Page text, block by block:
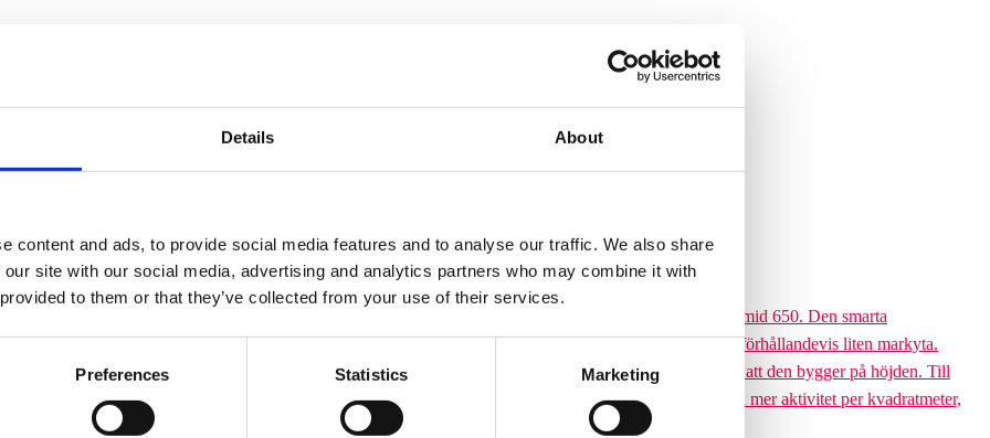
Details About
content and ads, to provide social media features and to analyse our traffic. We also share
site with our social media, advertising and analytics partners who may combine it with
to them or that they’ve collected from your use of their services.
Preferences Statistics Marketing
finns i flera storlekar, från tre meters höjd upp till den 6,5 meter höga Climbing pyramid 650. Läs mer...
klätterpyramider finns i flera storlekar, från tre meters höjd upp till den 6,5 meter höga Climbing pyramid 650. Den smarta
barn från cirka 6 år och uppåt att klättra på en och samma gång. Dessutom tar klätterpyramiden upp en förhållandevis liten markyta.
med en diameter på cirka 9–14,5 meter. Det som gör klätterpyramiden till ett yteffektivt val är att den bygger på höjden. Till
större plats, maximerar nätstrukturen antalet användare på ytan. Ni får plats med betydligt fler barn och mer aktivitet per kvadratmeter,
och kommunala parker.